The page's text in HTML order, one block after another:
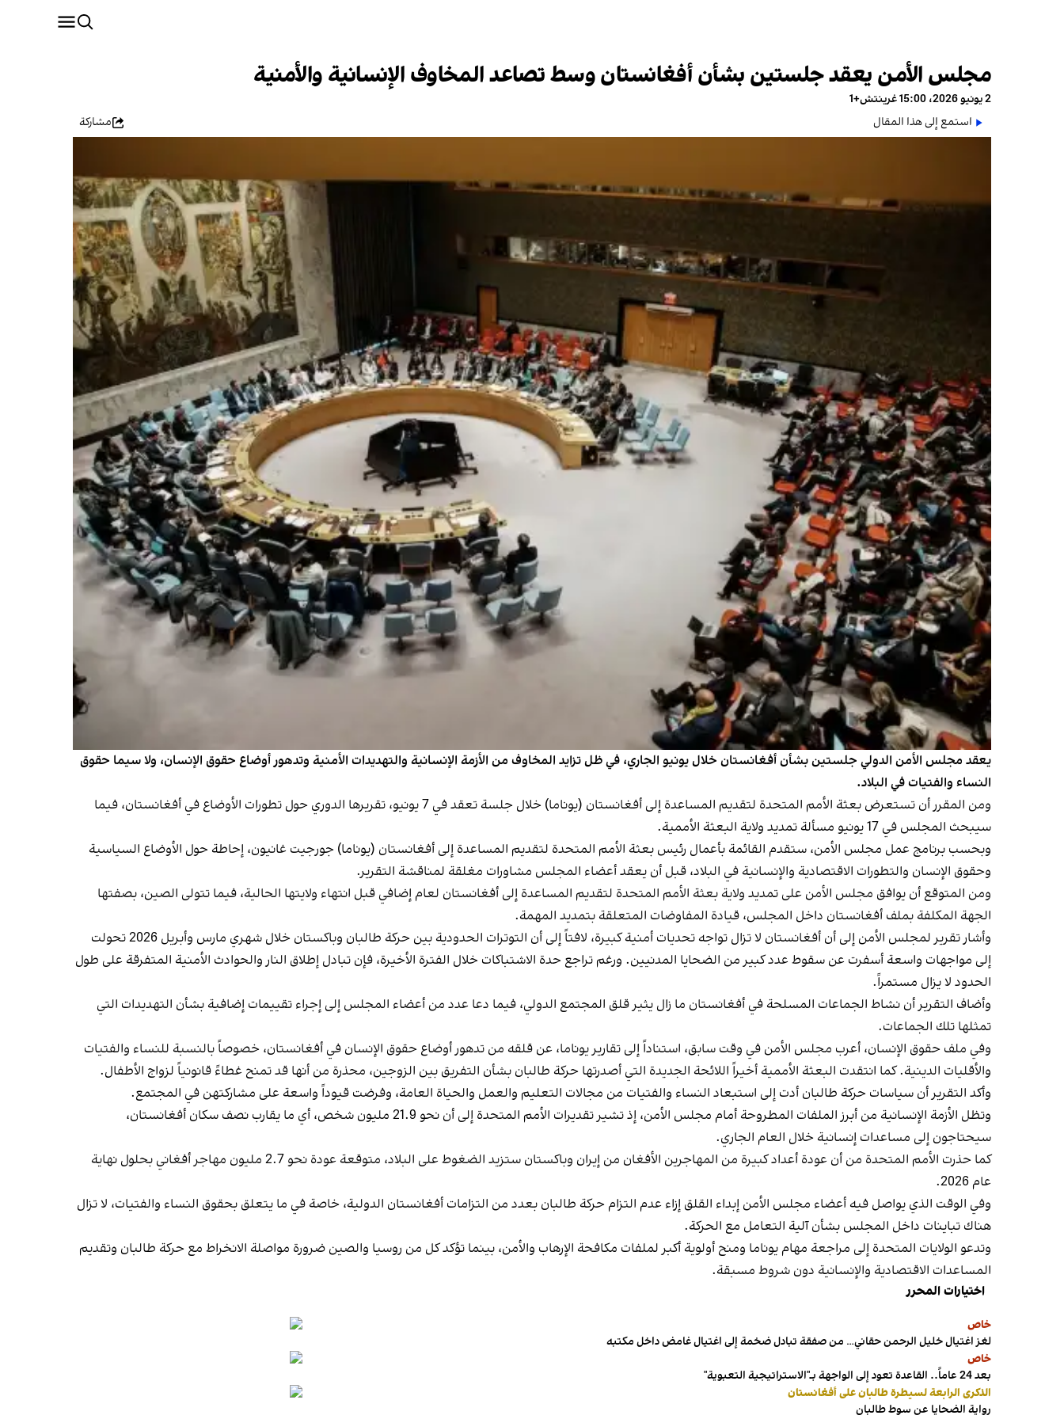
مجلس الأمن يعقد جلستين بشأن أفغانستان وسط تصاعد المخاوف الإنسانية والأمنية
2 يونيو 2026، 15:00 غرينتش+1
استمع إلى هذا المقال
مشاركة
يعقد مجلس الأمن الدولي جلستين بشأن أفغانستان خلال يونيو الجاري، في ظل تزايد المخاوف من الأزمة الإنسانية والتهديدات الأمنية وتدهور أوضاع حقوق الإنسان، ولا سيما حقوق
النساء والفتيات في البلاد.
ومن المقرر أن تستعرض بعثة الأمم المتحدة لتقديم المساعدة إلى أفغانستان (يوناما) خلال جلسة تعقد في 7 يونيو، تقريرها الدوري حول تطورات الأوضاع في أفغانستان، فيما
سيبحث المجلس في 17 يونيو مسألة تمديد ولاية البعثة الأممية.
وبحسب برنامج عمل مجلس الأمن، ستقدم القائمة بأعمال رئيس بعثة الأمم المتحدة لتقديم المساعدة إلى أفغانستان (يوناما) جورجيت غانيون، إحاطة حول الأوضاع السياسية
وحقوق الإنسان والتطورات الاقتصادية والإنسانية في البلاد، قبل أن يعقد أعضاء المجلس مشاورات مغلقة لمناقشة التقرير.
ومن المتوقع أن يوافق مجلس الأمن على تمديد ولاية بعثة الأمم المتحدة لتقديم المساعدة إلى أفغانستان لعام إضافي قبل انتهاء ولايتها الحالية، فيما تتولى الصين، بصفتها
الجهة المكلفة بملف أفغانستان داخل المجلس، قيادة المفاوضات المتعلقة بتمديد المهمة.
وأشار تقرير لمجلس الأمن إلى أن أفغانستان لا تزال تواجه تحديات أمنية كبيرة، لافتاً إلى أن التوترات الحدودية بين حركة طالبان وباكستان خلال شهري مارس وأبريل 2026 تحولت
إلى مواجهات واسعة أسفرت عن سقوط عدد كبير من الضحايا المدنيين. ورغم تراجع حدة الاشتباكات خلال الفترة الأخيرة، فإن تبادل إطلاق النار والحوادث الأمنية المتفرقة على طول
الحدود لا يزال مستمراً.
وأضاف التقرير أن نشاط الجماعات المسلحة في أفغانستان ما زال يثير قلق المجتمع الدولي، فيما دعا عدد من أعضاء المجلس إلى إجراء تقييمات إضافية بشأن التهديدات التي
تمثلها تلك الجماعات.
وفي ملف حقوق الإنسان، أعرب مجلس الأمن في وقت سابق، استناداً إلى تقارير يوناما، عن قلقه من تدهور أوضاع حقوق الإنسان في أفغانستان، خصوصاً بالنسبة للنساء والفتيات
والأقليات الدينية. كما انتقدت البعثة الأممية أخيراً اللائحة الجديدة التي أصدرتها حركة طالبان بشأن التفريق بين الزوجين، محذرة من أنها قد تمنح غطاءً قانونياً لزواج الأطفال.
وأكد التقرير أن سياسات حركة طالبان أدت إلى استبعاد النساء والفتيات من مجالات التعليم والعمل والحياة العامة، وفرضت قيوداً واسعة على مشاركتهن في المجتمع.
وتظل الأزمة الإنسانية من أبرز الملفات المطروحة أمام مجلس الأمن، إذ تشير تقديرات الأمم المتحدة إلى أن نحو 21.9 مليون شخص، أي ما يقارب نصف سكان أفغانستان،
سيحتاجون إلى مساعدات إنسانية خلال العام الجاري.
كما حذرت الأمم المتحدة من أن عودة أعداد كبيرة من المهاجرين الأفغان من إيران وباكستان ستزيد الضغوط على البلاد، متوقعة عودة نحو 2.7 مليون مهاجر أفغاني بحلول نهاية
عام 2026.
وفي الوقت الذي يواصل فيه أعضاء مجلس الأمن إبداء القلق إزاء عدم التزام حركة طالبان بعدد من التزامات أفغانستان الدولية، خاصة في ما يتعلق بحقوق النساء والفتيات، لا تزال
هناك تباينات داخل المجلس بشأن آلية التعامل مع الحركة.
وتدعو الولايات المتحدة إلى مراجعة مهام يوناما ومنح أولوية أكبر لملفات مكافحة الإرهاب والأمن، بينما تؤكد كل من روسيا والصين ضرورة مواصلة الانخراط مع حركة طالبان وتقديم
المساعدات الاقتصادية والإنسانية دون شروط مسبقة.
اختيارات المحرر
خاص
لغز اغتيال خليل الرحمن حقاني… من صفقة تبادل ضخمة إلى اغتيال غامض داخل مكتبه
خاص
بعد 24 عاماً.. القاعدة تعود إلى الواجهة بـ"الاستراتيجية التعبوية"
الذكرى الرابعة لسيطرة طالبان على أفغانستان
رواية الضحايا عن سوط طالبان